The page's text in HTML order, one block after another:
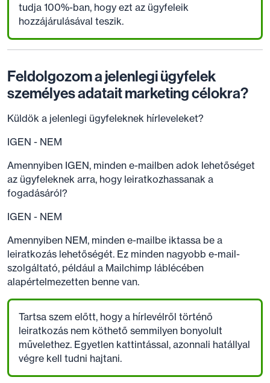
tudja 100%-ban, hogy ezt az ügyfeleik
hozzájárulásával teszik.
Feldolgozom a jelenlegi ügyfelek
személyes adatait marketing célokra?
Küldök a jelenlegi ügyfeleknek hírleveleket?
IGEN - NEM
Amennyiben IGEN, minden e-mailben adok lehetőséget
az ügyfeleknek arra, hogy leiratkozhassanak a
fogadásáról?
IGEN - NEM
Amennyiben NEM, minden e-mailbe iktassa be a
leiratkozás lehetőségét. Ez minden nagyobb e-mail-
szolgáltató, például a Mailchimp láblécében
alapértelmezetten benne van.
Tartsa szem előtt, hogy a hírlevélről történő
leiratkozás nem köthető semmilyen bonyolult
művelethez. Egyetlen kattintással, azonnali hatállyal
végre kell tudni hajtani.